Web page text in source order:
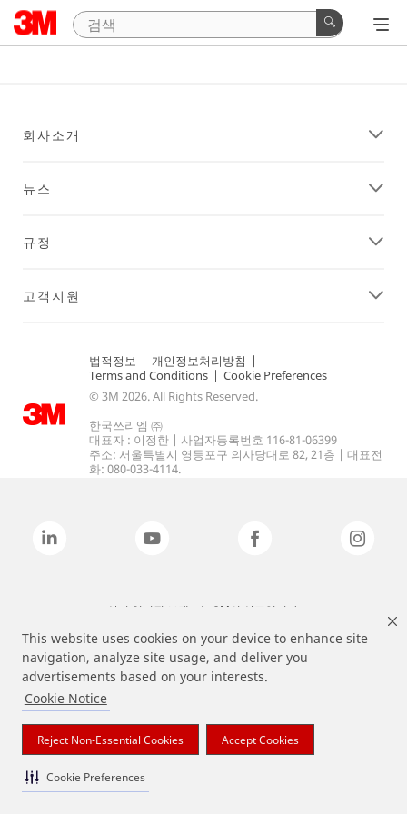
This website uses cookies on your device to enhance site
navigation, analyze site usage, and deliver you
advertisements based on your interests.
Cookie Notice
Reject Non-Essential Cookies Accept Cookies
Cookie Preferences
회사소개
뉴스
규정
고객지원
법적정보 | 개인정보처리방침 |
Terms and Conditions | Cookie Preferences
© 3M 2026. All Rights Reserved.
한국쓰리엠 ㈜
대표자 : 이정한 | 사업자등록번호 116-81-06399
주소: 서울특별시 영등포구 의사당대로 82, 21층 | 대표전
화: 080-033-4114.
상기 열거된 브랜드는 3M의 상표입니다.